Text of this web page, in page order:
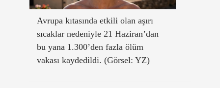
Avrupa kıtasında etkili olan aşırı
sıcaklar nedeniyle 21 Haziran’dan
bu yana 1.300’den fazla ölüm
vakası kaydedildi. (Görsel: YZ)